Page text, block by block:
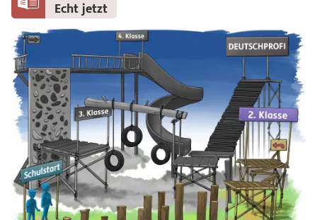
Echt jetzt